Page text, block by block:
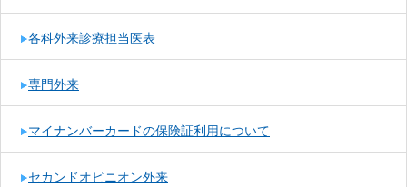
各科外来診療担当医表
専門外来
マイナンバーカードの保険証利用について
セカンドオピニオン外来